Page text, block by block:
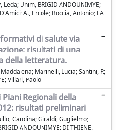
Leda; Unim, BRIGID ANDOUNIMYE;
A., Ercole; Boccia, Antonio; LA
di salute via
risultati di una
della letteratura.
Marinelli, Lucia; Santini, P.;
Villari, Paolo
Regionali della
risultati preliminari
Carolina; Giraldi, Guglielmo;
ANDOUNIMYE; DI THIENE,